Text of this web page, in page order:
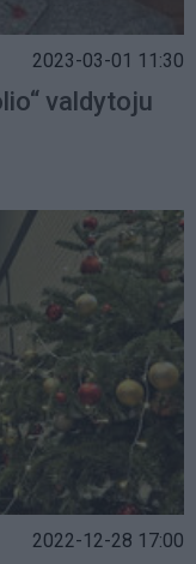
2023-03-01 11:30
valdytoju
2022-12-28 17:00